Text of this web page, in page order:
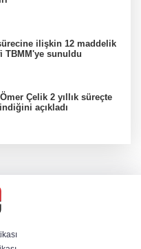
ilişkin 12 maddelik
TBMM'ye sunuldu
Çelik 2 yıllık süreçte
açıkladı
Menderes Belediye
yakalandı